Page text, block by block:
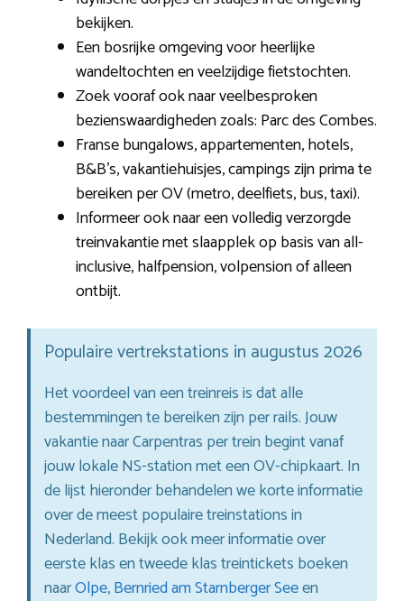
bekijken.
Een bosrijke omgeving voor heerlijke
wandeltochten en veelzijdige fietstochten.
Zoek vooraf ook naar veelbesproken
bezienswaardigheden zoals: Parc des Combes.
Franse bungalows, appartementen, hotels,
B&B’s, vakantiehuisjes, campings zijn prima te
bereiken per OV (metro, deelfiets, bus, taxi).
Informeer ook naar een volledig verzorgde
treinvakantie met slaapplek op basis van all-
inclusive, halfpension, volpension of alleen
ontbijt.
Populaire vertrekstations in augustus 2026
Het voordeel van een treinreis is dat alle
bestemmingen te bereiken zijn per rails. Jouw
vakantie naar Carpentras per trein begint vanaf
jouw lokale NS-station met een OV-chipkaart. In
de lijst hieronder behandelen we korte informatie
over de meest populaire treinstations in
Nederland. Bekijk ook meer informatie over
eerste klas en tweede klas treintickets boeken
naarOlpe,Bernried am Starnberger Seeen